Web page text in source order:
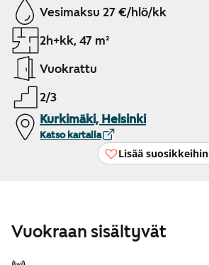
Vesimaksu 27 €/hlö/kk
2h+kk, 47 m²
Vuokrattu
2/3
Kurkimäki, Helsinki
Katso kartalla
Lisää suosikkeihin
Vuokraan sisältyvät